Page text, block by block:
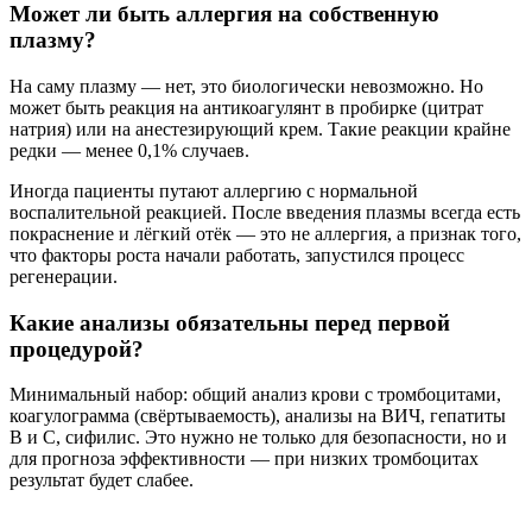
Может ли быть аллергия на собственную
плазму?
На саму плазму — нет, это биологически невозможно. Но
может быть реакция на антикоагулянт в пробирке (цитрат
натрия) или на анестезирующий крем. Такие реакции крайне
редки — менее 0,1% случаев.
Иногда пациенты путают аллергию с нормальной
воспалительной реакцией. После введения плазмы всегда есть
покраснение и лёгкий отёк — это не аллергия, а признак того,
что факторы роста начали работать, запустился процесс
регенерации.
Какие анализы обязательны перед первой
процедурой?
Минимальный набор: общий анализ крови с тромбоцитами,
коагулограмма (свёртываемость), анализы на ВИЧ, гепатиты
В и С, сифилис. Это нужно не только для безопасности, но и
для прогноза эффективности — при низких тромбоцитах
результат будет слабее.